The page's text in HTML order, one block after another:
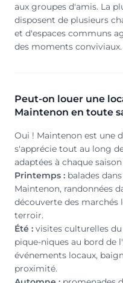
aux groupes d'amis. La
disposent de plusieurs
et d'espaces communs
des moments conviviaux.
Peut-on louer une
Maintenon en toute
Oui ! Maintenon est une
s'apprécie tout au long
adaptées à chaque saison
Printemps : balades
Maintenon, randonnées
découverte des marchés
terroir.
Été : visites culturelles
pique-niques au bord de
événements locaux,
proximité.